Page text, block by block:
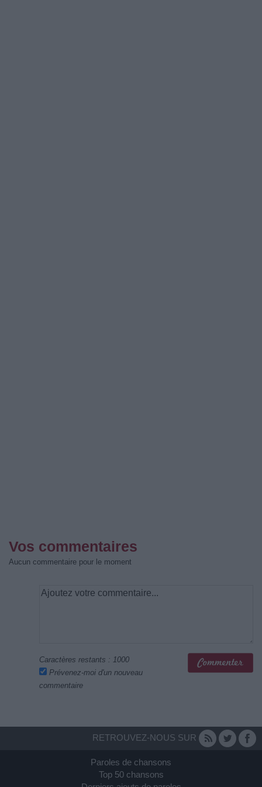
Vos commentaires
Aucun commentaire pour le moment
Caractères restants : 1000
Prévenez-moi d'un nouveau
commentaire
RETROUVEZ-NOUS SUR
Paroles de chansons
Top 50 chansons